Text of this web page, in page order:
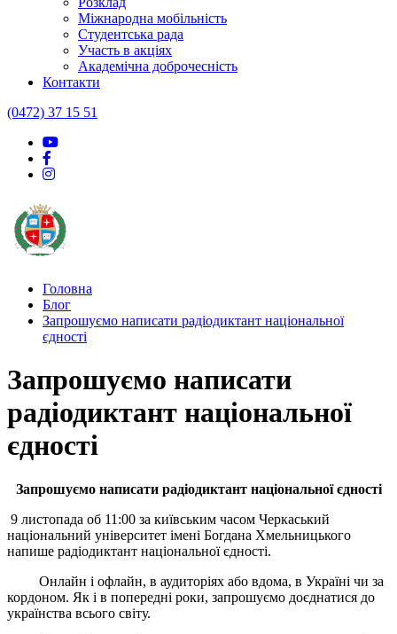
Міжнародна мобільність
Студентська рада
Участь в акціях
Академічна доброчесність
Контакти
(0472) 37 15 51
Головна
Блог
Запрошуємо написати радіодиктант національної
єдності
Запрошуємо написати
радіодиктант національної
єдності
Запрошуємо написати радіодиктант національної єдності
9 листопада об 11:00 за київським часом Черкаський
національний університет імені Богдана Хмельницького
напише радіодиктант національної єдності.
Онлайн і офлайн, в аудиторіях або вдома, в Україні чи за
кордоном. Як і в попередні роки, запрошуємо доєднатися до
українства всього світу.